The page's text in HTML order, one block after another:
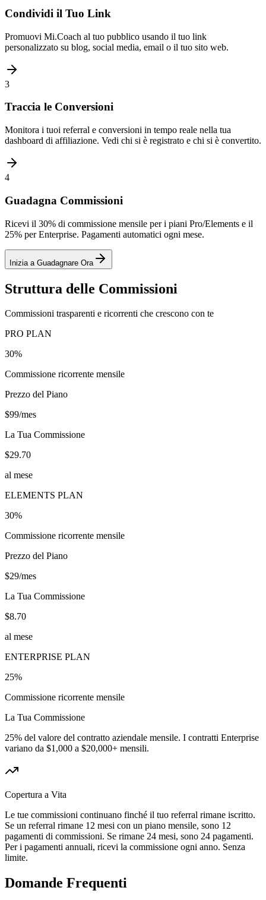
Condividi il Tuo Link
Promuovi Mi.Coach al tuo pubblico usando il tuo link
personalizzato su blog, social media, email o il tuo sito web.
3
Traccia le Conversioni
Monitora i tuoi referral e conversioni in tempo reale nella tua
dashboard di affiliazione. Vedi chi si è registrato e chi si è convertito.
4
Guadagna Commissioni
Ricevi il 30% di commissione mensile per i piani Pro/Elements e il
25% per Enterprise. Pagamenti automatici ogni mese.
Inizia a Guadagnare Ora
Struttura delle Commissioni
Commissioni trasparenti e ricorrenti che crescono con te
PRO PLAN
30%
Commissione ricorrente mensile
Prezzo del Piano
$99/mes
La Tua Commissione
$29.70
al mese
ELEMENTS PLAN
30%
Commissione ricorrente mensile
Prezzo del Piano
$29/mes
La Tua Commissione
$8.70
al mese
ENTERPRISE PLAN
25%
Commissione ricorrente mensile
La Tua Commissione
25% del valore del contratto aziendale mensile. I contratti Enterprise
variano da $1,000 a $20,000+ mensili.
Copertura a Vita
Le tue commissioni continuano finché il tuo referral rimane iscritto.
Se un referral rimane 12 mesi con un piano mensile, sono 12
pagamenti di commissioni. Se rimane 24 mesi, sono 24 pagamenti.
Per i pagamenti annuali, ricevi la commissione ogni anno. Senza
limite.
Domande Frequenti